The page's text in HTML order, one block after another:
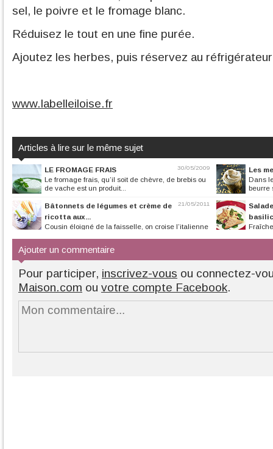
sel, le poivre et le fromage blanc.
Réduisez le tout en une fine purée.
Ajoutez les herbes, puis réservez au
www.labelleiloise.fr
Articles à lire sur le même sujet
30/05/2009
LE FROMAGE FRAIS
Le fromage frais, qu’il soit de chèvre, de brebis ou
de vache est un produit...
Les
Dans
beurre
21/05/2011
Bâtonnets de légumes et crème de
ricotta aux...
Cousin éloigné de la faisselle, on croise l’italienne
basilic
Ajouter un commentaire
Pour participer, inscrivez-vous ou connectez-
Maison.com ou votre compte Facebook.